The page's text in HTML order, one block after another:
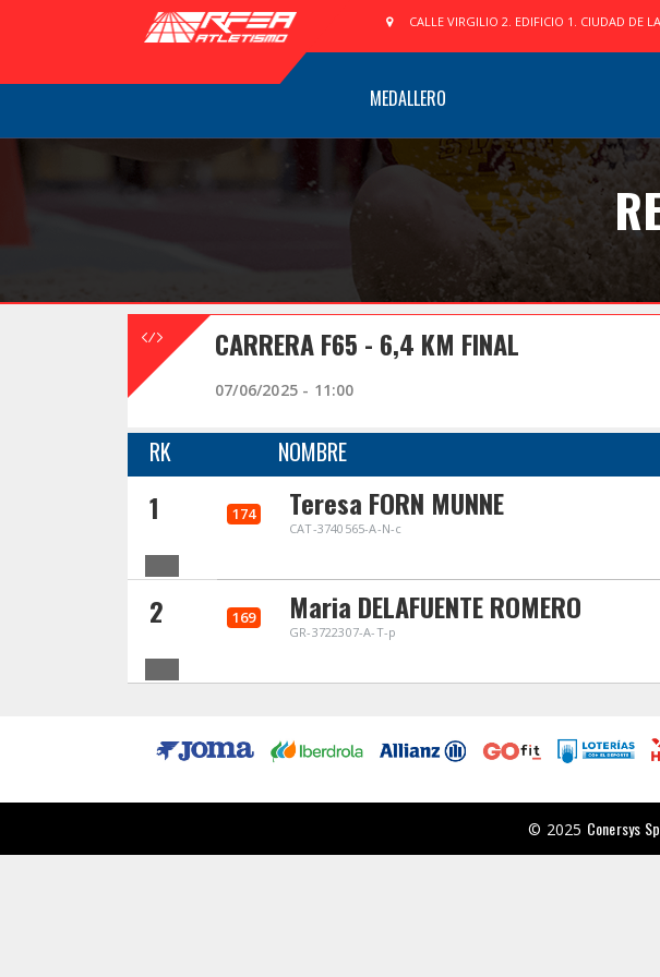
CALLE VIRGILIO 2. EDIFICIO 1. CIUDAD DE
MEDALLERO
CARRERA F65 - 6,4 KM FINAL
07/06/2025 - 11:00
RK NOMBRE
1 174 Teresa FORN MUNNE
CAT-3740565-A-N-c
2 169 Maria DELAFUENTE ROMERO
GR-3722307-A-T-p
© 2025 Conersys